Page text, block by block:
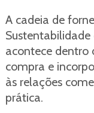
A cadeia de
acontece dentro
compra e
às relações
prática.